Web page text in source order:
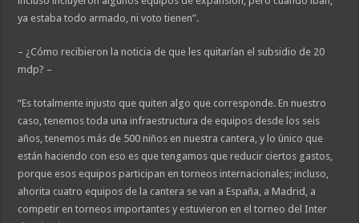
ya estaba todo armado, ni voto tienen”.
– ¿Cómo recibieron la noticia de que les quitarían el subsidio de 20
mdp? –
“Es totalmente injusto que quiten algo que corresponde. En nuestro
caso, tenemos toda una infraestructura de equipos desde los seis
años, tenemos más de 500 niños en nuestra cantera, y lo único que
están haciendo con eso es que tengamos que reducir ciertos gastos,
porque esos equipos participan en torneos internacionales; incluso,
ahorita cuatro equipos de la cantera se van a España, a Madrid, a
competir en torneos importantes y estuvieron en el torneo del Inter